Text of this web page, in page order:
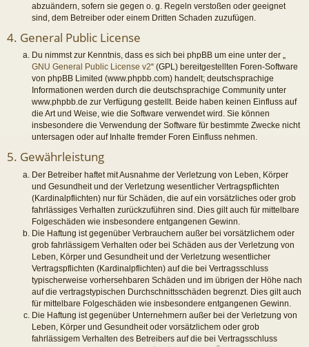
abzuändern, sofern sie gegen o. g. Regeln verstoßen oder geeignet
sind, dem Betreiber oder einem Dritten Schaden zuzufügen.
4. General Public License
Du nimmst zur Kenntnis, dass es sich bei phpBB um eine unter der „
GNU General Public License v2“ (GPL) bereitgestellten Foren-Software
von phpBB Limited (www.phpbb.com) handelt; deutschsprachige
Informationen werden durch die deutschsprachige Community unter
www.phpbb.de zur Verfügung gestellt. Beide haben keinen Einfluss auf
die Art und Weise, wie die Software verwendet wird. Sie können
insbesondere die Verwendung der Software für bestimmte Zwecke nicht
untersagen oder auf Inhalte fremder Foren Einfluss nehmen.
5. Gewährleistung
Der Betreiber haftet mit Ausnahme der Verletzung von Leben, Körper
und Gesundheit und der Verletzung wesentlicher Vertragspflichten
(Kardinalpflichten) nur für Schäden, die auf ein vorsätzliches oder grob
fahrlässiges Verhalten zurückzuführen sind. Dies gilt auch für mittelbare
Folgeschäden wie insbesondere entgangenen Gewinn.
Die Haftung ist gegenüber Verbrauchern außer bei vorsätzlichem oder
grob fahrlässigem Verhalten oder bei Schäden aus der Verletzung von
Leben, Körper und Gesundheit und der Verletzung wesentlicher
Vertragspflichten (Kardinalpflichten) auf die bei Vertragsschluss
typischerweise vorhersehbaren Schäden und im übrigen der Höhe nach
auf die vertragstypischen Durchschnittsschäden begrenzt. Dies gilt auch
für mittelbare Folgeschäden wie insbesondere entgangenen Gewinn.
Die Haftung ist gegenüber Unternehmern außer bei der Verletzung von
Leben, Körper und Gesundheit oder vorsätzlichem oder grob
fahrlässigem Verhalten des Betreibers auf die bei Vertragsschluss